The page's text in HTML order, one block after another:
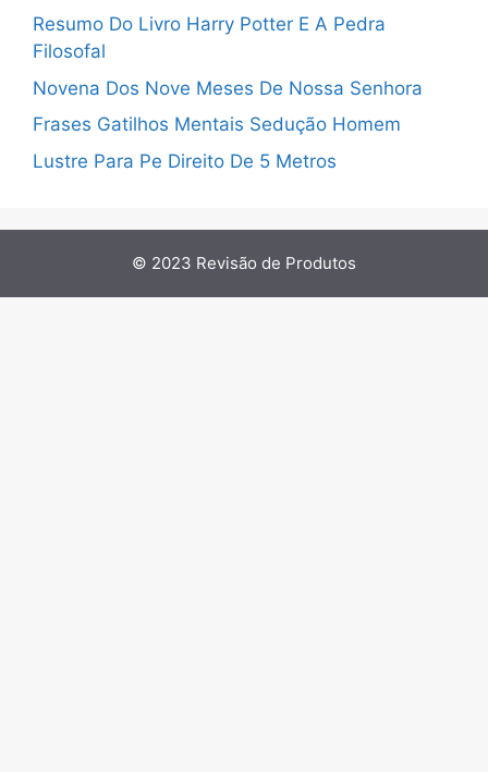
Resumo Do Livro Harry Potter E A Pedra
Filosofal
Novena Dos Nove Meses De Nossa Senhora
Frases Gatilhos Mentais Sedução Homem
Lustre Para Pe Direito De 5 Metros
© 2023 Revisão de Produtos